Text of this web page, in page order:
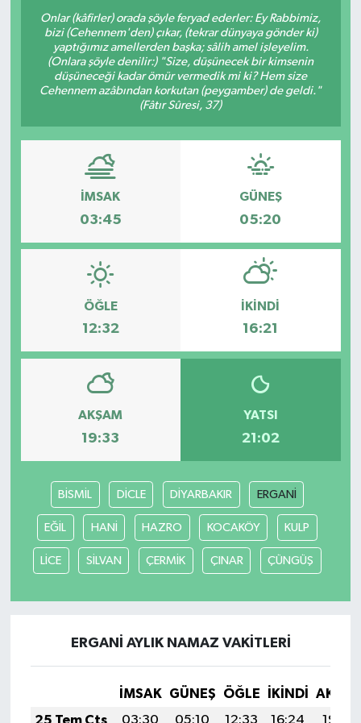
Onlar (kâfirler) orada şöyle feryad ederler: Ey Rabbimiz,
bizi (Cehennem'den) çıkar, (tekrar dünyaya gönder ki)
yaptığımız amellerden başka; sâlih amel işleyelim.
(Onlara şöyle denilir:) "Size, düşünecek bir kimsenin
düşüneceği kadar ömür vermedik mi ki? Hem size
Cehennem azâbından korkutan (peygamber) de geldi."
(Fâtır Sûresi, 37)
İMSAK
03:45
GÜNEŞ
05:20
ÖĞLE
12:32
İKINDI
16:21
AKŞAM
19:33
YATSI
21:02
BİSMİL DİCLE DİYARBAKIR ERGANİ
EĞİL HANİ HAZRO KOCAKÖY KULP
LİCE SİLVAN ÇERMİK ÇINAR ÇÜNGÜŞ
ERGANİ AYLIK NAMAZ VAKITLERI
İMSAK GÜNEŞ ÖĞLE İKINDI
ÖZEL HABER
RÖPORTAJLAR
GÜNCEL
YAŞAM